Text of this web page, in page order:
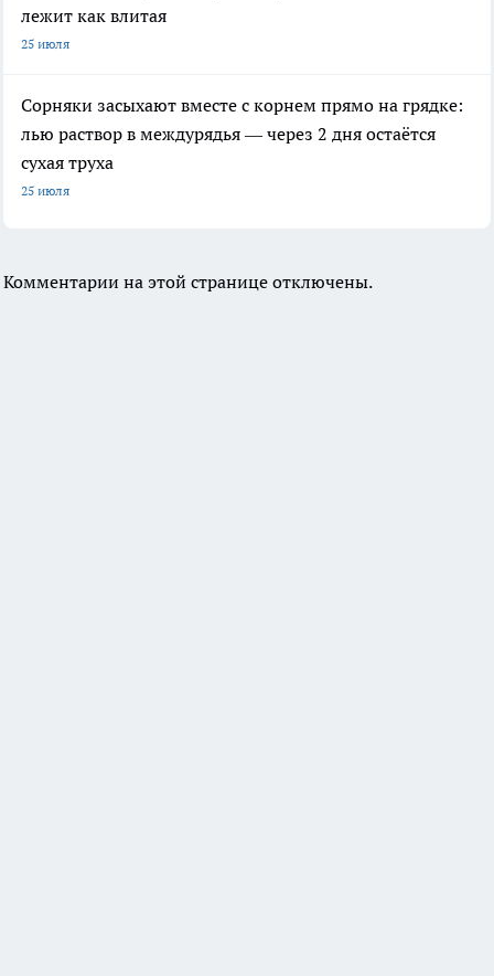
лежит как влитая
25 июля
Сорняки засыхают вместе с корнем прямо на грядке:
лью раствор в междурядья — через 2 дня остаётся
сухая труха
25 июля
Комментарии на этой странице отключены.